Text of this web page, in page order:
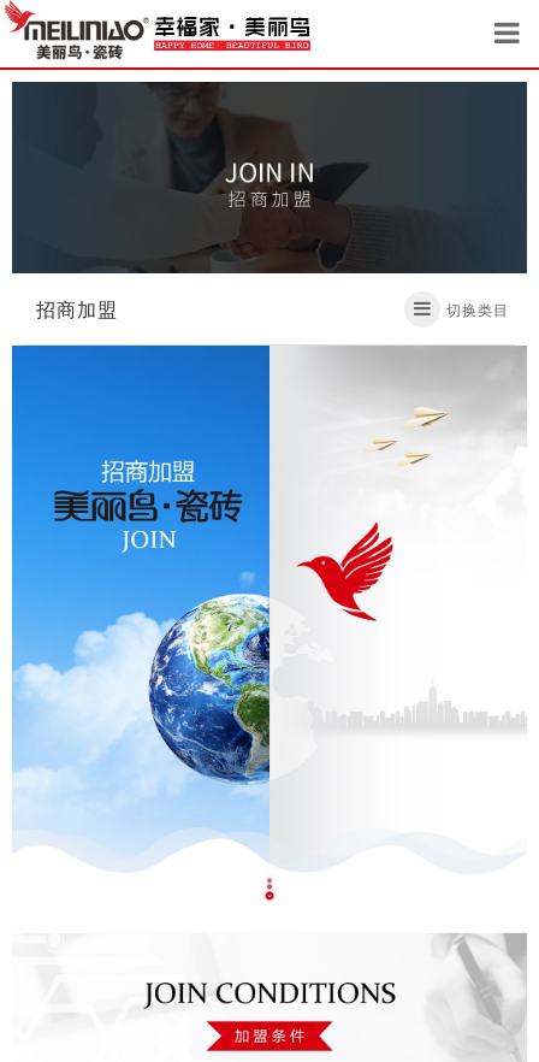
招商加盟 切换类目